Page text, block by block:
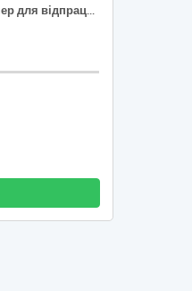
Картриджі, Чорнило, Контейнер для відпрацьованих чорнил